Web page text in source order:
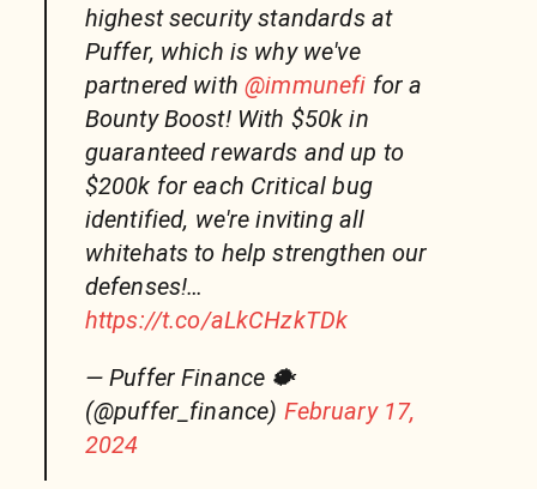
highest security standards at
Puffer, which is why we've
partnered with@immunefi for a
Bounty Boost! With $50k in
guaranteed rewards and up to
$200k for each Critical bug
identified, we're inviting all
whitehats to help strengthen our
defenses!…
https://t.co/aLkCHzkTDk
— Puffer Finance 🐡
(@puffer_finance) February 17,
2024